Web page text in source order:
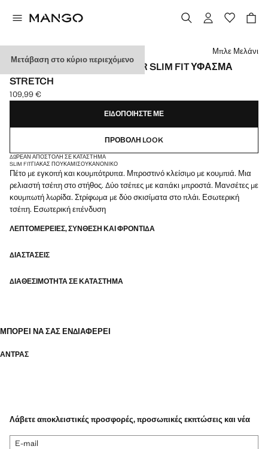
Μετάβαση στο κύριο περιεχόμενο
ΣΑΚΆΚΙ ΚΟΣΤΟΥΜΙΟΎ SUPER SLIM FIT ΎΦΑΣΜΑ
STRETCH
Ισχύουσα τιμή [109,99 € ]
109,99 €
Διάλεξε χρώμα
Μπλε Μελάνι
ΕΙΔΟΠΟΙΉΣΤΕ ΜΕ
ΠΡΟΒΟΛΉ LOOK
ΔΩΡΕΆΝ ΑΠΟΣΤΟΛΉ ΣΕ ΚΑΤΆΣΤΗΜΑ
SLIM FITΓΙΑΚΆΣ ΠΟΥΚΆΜΙΣΟΥΚΑΝΟΝΙΚΌ
Πέτο με εγκοπή και κουμπότρυπα. Μπροστινό κλείσιμο με κουμπιά. Μια
ρελιαστή τσέπη στο στήθος. Δύο τσέπες με καπάκι μπροστά. Μανσέτες με
κουμπωτή λωρίδα. Στρίφωμα με δύο σκισίματα στο πλάι. Εσωτερική
τσέπη. Εσωτερική επένδυση
ΛΕΠΤΟΜΈΡΕΙΕΣ, ΣΎΝΘΕΣΗ ΚΑΙ ΦΡΟΝΤΊΔΑ
ΔΙΑΣΤΆΣΕΙΣ
ΔΙΑΘΕΣΙΜΌΤΗΤΑ ΣΕ ΚΑΤΆΣΤΗΜΑ
ΜΠΟΡΕΊ ΝΑ ΣΑΣ ΕΝΔΙΑΦΈΡΕΙ
ΑΝΤΡΑΣ
Λάβετε αποκλειστικές προσφορές, προσωπικές εκπτώσεις και νέα
E-mail